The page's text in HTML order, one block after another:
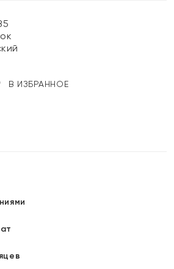
В ИЗБРАННОЕ